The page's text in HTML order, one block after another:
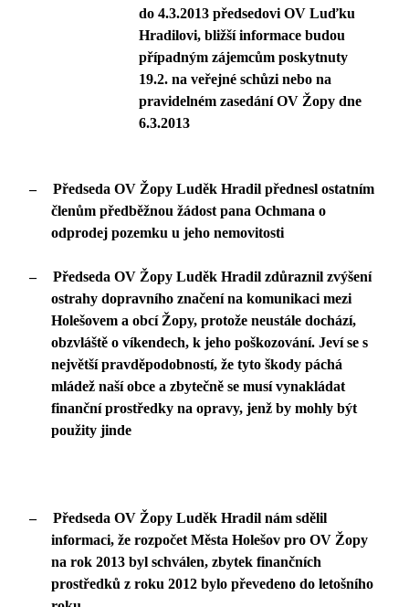
do 4.3.2013 předsedovi OV Luďku
Hradilovi, bližší informace budou
případným zájemcům poskytnuty
19.2. na veřejné schůzi nebo na
pravidelném zasedání OV Žopy dne
6.3.2013
–
Předseda OV Žopy Luděk Hradil přednesl ostatním
členům předběžnou žádost pana Ochmana o
odprodej pozemku u jeho nemovitosti
–
Předseda OV Žopy Luděk Hradil zdůraznil zvýšení
ostrahy dopravního značení na komunikaci mezi
Holešovem a obcí Žopy, protože neustále dochází,
obzvláště o víkendech, k jeho poškozování. Jeví se s
největší pravděpodobností, že tyto škody páchá
mládež naší obce a zbytečně se musí vynakládat
finanční prostředky na opravy, jenž by mohly být
použity jinde
–
Předseda OV Žopy Luděk Hradil nám sdělil
informaci, že rozpočet Města Holešov pro OV Žopy
na rok 2013 byl schválen, zbytek finančních
prostředků z roku 2012 bylo převedeno do letošního